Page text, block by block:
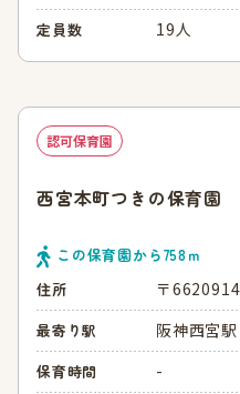
定員数 19人
認可保育園
西宮本町つきの保育園
この保育園から758ｍ
住所
〒
最寄り駅 阪神西宮
保育時間 -